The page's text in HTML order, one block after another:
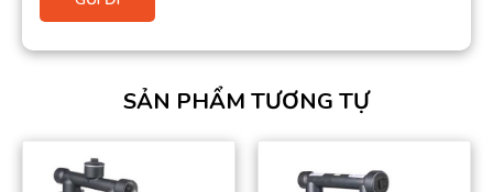
SẢN PHẨM TƯƠNG TỰ